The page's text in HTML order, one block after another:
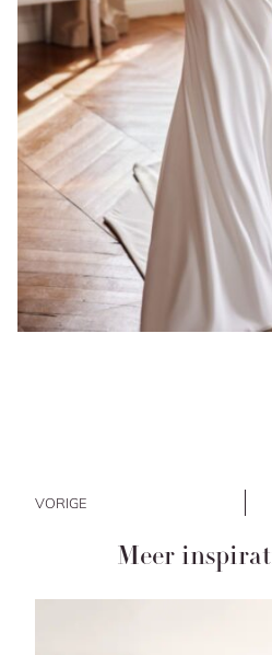
VORIGE
Meer